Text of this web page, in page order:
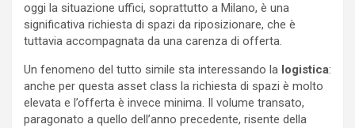
oggi la situazione uffici, soprattutto a Milano, è una
significativa richiesta di spazi da riposizionare, che è
tuttavia accompagnata da una carenza di offerta.
Un fenomeno del tutto simile sta interessando la logistica:
anche per questa asset class la richiesta di spazi è molto
elevata e l’offerta è invece minima. Il volume transato,
paragonato a quello dell’anno precedente, risente della